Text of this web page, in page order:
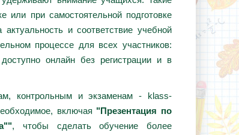
или при самостоятельной подготовке
и соответствие учебной
процессе для всех участников:
онлайн без регистрации и в
контрольным и экзаменам - klass-
включая "Презентация по
, чтобы сделать обучение более